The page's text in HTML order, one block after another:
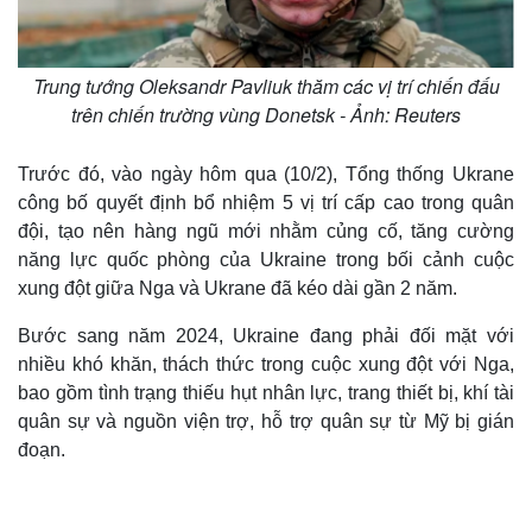
Trung tướng Oleksandr Pavliuk thăm các vị trí chiến đấu
trên chiến trường vùng Donetsk - Ảnh: Reuters
Trước đó, vào ngày hôm qua (10/2), Tổng thống Ukrane
công bố quyết định bổ nhiệm 5 vị trí cấp cao trong quân
đội, tạo nên hàng ngũ mới nhằm củng cố, tăng cường
năng lực quốc phòng của Ukraine trong bối cảnh cuộc
xung đột giữa Nga và Ukrane đã kéo dài gần 2 năm.
Bước sang năm 2024, Ukraine đang phải đối mặt với
nhiều khó khăn, thách thức trong cuộc xung đột với Nga,
bao gồm tình trạng thiếu hụt nhân lực, trang thiết bị, khí tài
quân sự và nguồn viện trợ, hỗ trợ quân sự từ Mỹ bị gián
đoạn.